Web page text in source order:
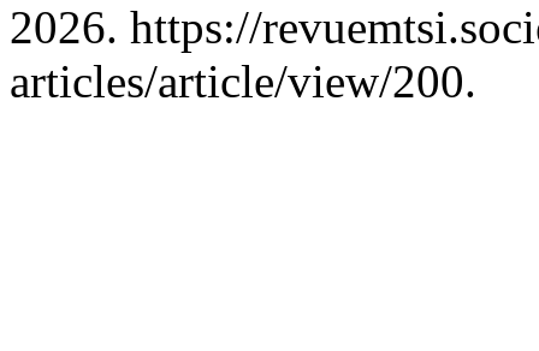
2026. https://
articles/article/view/200.